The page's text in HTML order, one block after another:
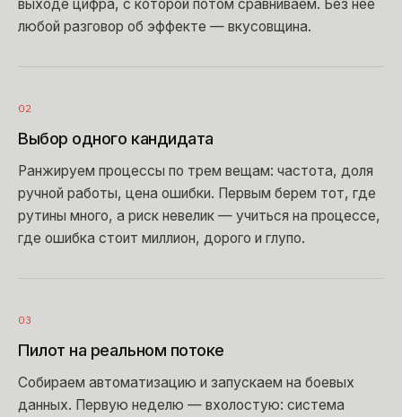
выходе цифра, с которой потом сравниваем. Без нее
любой разговор об эффекте — вкусовщина.
02
Выбор одного кандидата
Ранжируем процессы по трем вещам: частота, доля
ручной работы, цена ошибки. Первым берем тот, где
рутины много, а риск невелик — учиться на процессе,
где ошибка стоит миллион, дорого и глупо.
03
Пилот на реальном потоке
Собираем автоматизацию и запускаем на боевых
данных. Первую неделю — вхолостую: система